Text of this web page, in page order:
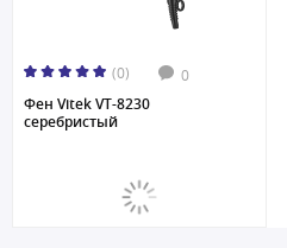
(0) 0
Фен Vitek VT-8230
серебристый